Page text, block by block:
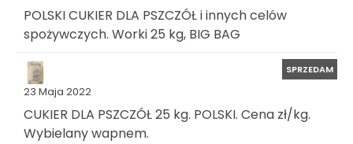
POLSKI CUKIER DLA PSZCZÓŁ i innych celów
spożywczych. Worki 25 kg, BIG BAG
23 Maja 2022
SPRZEDAM
CUKIER DLA PSZCZÓŁ 25 kg. POLSKI. Cena zł/kg.
Wybielany wapnem.